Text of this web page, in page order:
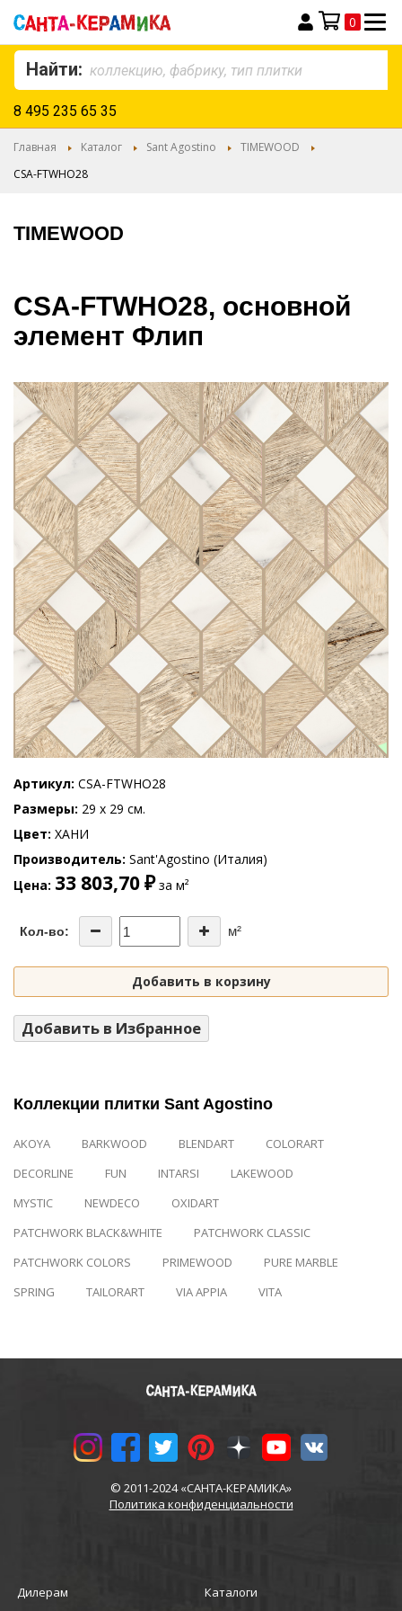
Моя корзина
0
Найти:
8 495 235 65 35
Главная Каталог Sant Agostino
TIMEWOOD
CSA-FTWHO28
TIMEWOOD
CSA-FTWHO28, основной
элемент Флип
Артикул CSA-FTWHO28
Размеры 29 x 29 см.
Цвет ХАНИ
Производитель Sant'Agostino (Италия)
Цена 33 803,70 ₽за м²
Кол-во: м²
Добавить в корзину
Добавить в Избранное
Коллекции плитки Sant Agostino
AKOYA BARKWOOD BLENDART
COLORART
DECORLINE
FUN INTARSI
LAKEWOOD
MYSTIC
NEWDECO
OXIDART
PATCHWORK BLACK&WHITE
PATCHWORK CLASSIC
PATCHWORK COLORS
PRIMEWOOD
PURE MARBLE
SPRING
TAILORART VIA APPIA VITA
© 2011-2024 «САНТА-КЕРАМИКА»
Политика конфиденциальности
Дилерам Каталоги